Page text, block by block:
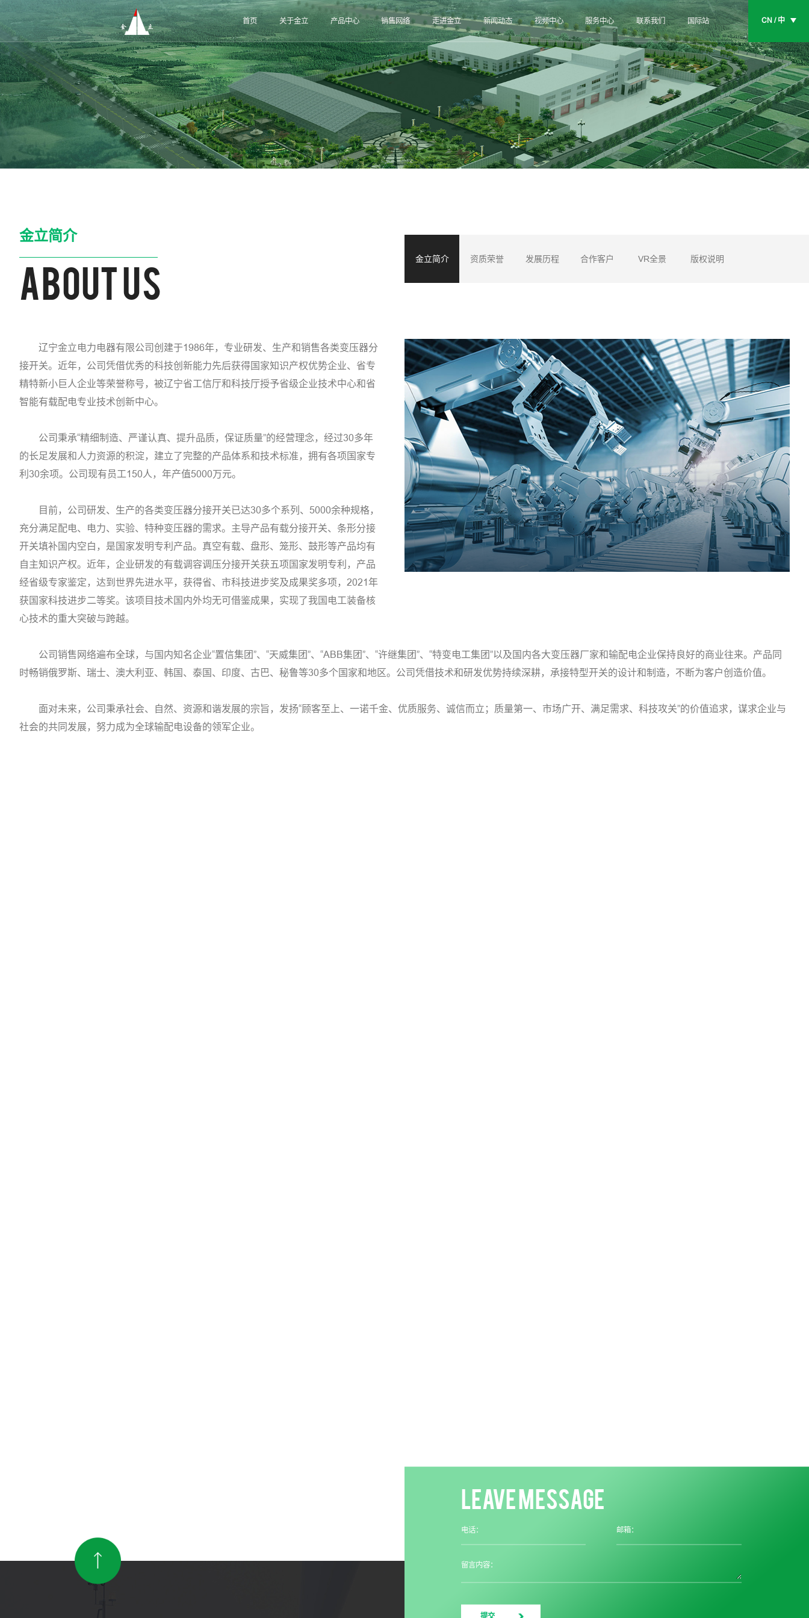
首页 关于金立 产品中心 销售网络 走进金立 新闻动态 视频中心 服务中心 联系我们 国际站 CN / 中
金立简介
about us 金立简介 资质荣誉 发展历程 合作客户 VR全景 版权说明
辽宁金立电力电器有限公司创建于1986年，专业研发、生产和销售各类变压器分
接开关。近年，公司凭借优秀的科技创新能力先后获得国家知识产权优势企业、省专
精特新小巨人企业等荣誉称号，被辽宁省工信厅和科技厅授予省级企业技术中心和省
智能有载配电专业技术创新中心。
公司秉承“精细制造、严谨认真、提升品质，保证质量”的经营理念，经过30多年
的长足发展和人力资源的积淀，建立了完整的产品体系和技术标准，拥有各项国家专
利30余项。公司现有员工150人，年产值5000万元。
目前，公司研发、生产的各类变压器分接开关已达30多个系列、5000余种规格，
充分满足配电、电力、实验、特种变压器的需求。主导产品有载分接开关、条形分接
开关填补国内空白，是国家发明专利产品。真空有载、盘形、笼形、鼓形等产品均有
自主知识产权。近年，企业研发的有载调容调压分接开关获五项国家发明专利，产品
经省级专家鉴定，达到世界先进水平，获得省、市科技进步奖及成果奖多项，2021年
获国家科技进步二等奖。该项目技术国内外均无可借鉴成果，实现了我国电工装备核
心技术的重大突破与跨越。
公司销售网络遍布全球，与国内知名企业“置信集团”、“天威集团”、“ABB集团”、“许继集团”、“特变电工集团”以及国内各大变压器厂家和输配电企业保持良好的商业往来。产品同
时畅销俄罗斯、瑞士、澳大利亚、韩国、泰国、印度、古巴、秘鲁等30多个国家和地区。公司凭借技术和研发优势持续深耕，承接特型开关的设计和制造，不断为客户创造价值。
面对未来，公司秉承社会、自然、资源和谐发展的宗旨，发扬“顾客至上、一诺千金、优质服务、诚信而立；质量第一、市场广开、满足需求、科技攻关”的价值追求，谋求企业与
社会的共同发展，努力成为全球输配电设备的领军企业。
LEAVE MESSAGE
电话： 邮箱：
留言内容：
提交